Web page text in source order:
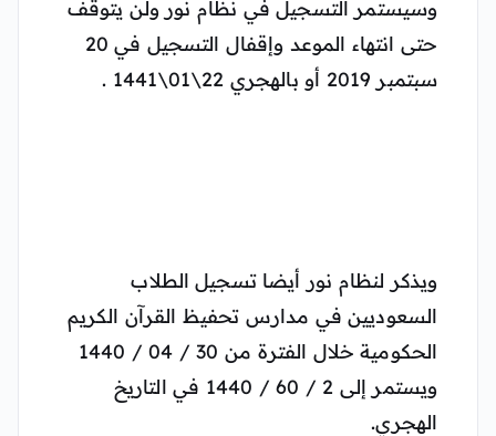
وسيستمر التسجيل في نظام نور ولن يتوقف
حتى انتهاء الموعد وإقفال التسجيل في 20
سبتمبر 2019 أو بالهجري 22\01\1441 .
ويذكر لنظام نور أيضا تسجيل الطلاب
السعوديين في مدارس تحفيظ القرآن الكريم
الحكومية خلال الفترة من 30 / 04 / 1440
ويستمر إلى 2 / 60 / 1440 في التاريخ
الهجري.